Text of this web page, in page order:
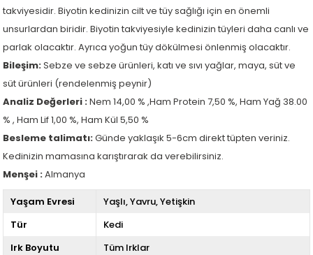
takviyesidir. Biyotin kedinizin cilt ve tüy sağlığı için en önemli
unsurlardan biridir. Biyotin takviyesiyle kedinizin tüyleri daha canlı ve
parlak olacaktır. Ayrıca yoğun tüy dökülmesi önlenmiş olacaktır.
Bileşim:Sebze ve sebze ürünleri, katı ve sıvı yağlar, maya, süt ve
süt ürünleri (rendelenmiş peynir)
Analiz Değerleri :Nem 14,00 % ,Ham Protein 7,50 %, Ham Yağ 38.00
% , Ham Lif 1,00 %, Ham Kül 5,50 %
Besleme talimatı:Günde yaklaşık 5-6cm direkt tüpten veriniz.
Kedinizin mamasına karıştırarak da verebilirsiniz.
Menşei :Almanya
Yaşam Evresi Yaşlı Yavru Yetişkin
Tür
Kedi
Irk Boyutu
Tüm Irklar